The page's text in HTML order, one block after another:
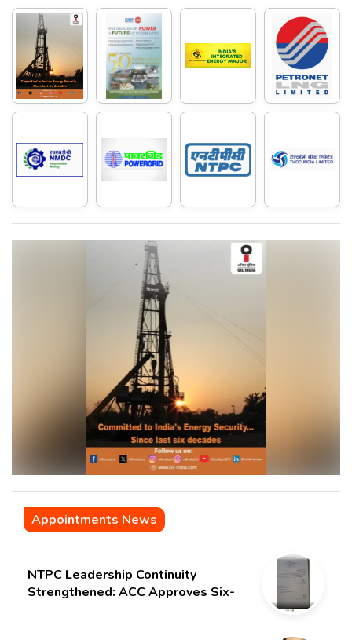
Appointments News
NTPC Leadership Continuity
Strengthened: ACC Approves Six-